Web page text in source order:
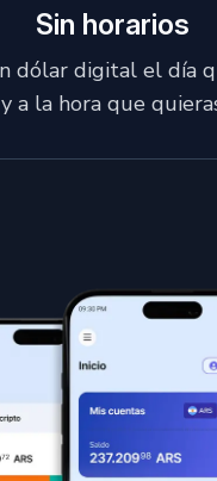
Sin horarios
dólar digital el día
y a la hora que